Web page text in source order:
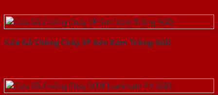
Cửa Gỗ Chống Cháy 2P Sơn Xám Trắng-SGD